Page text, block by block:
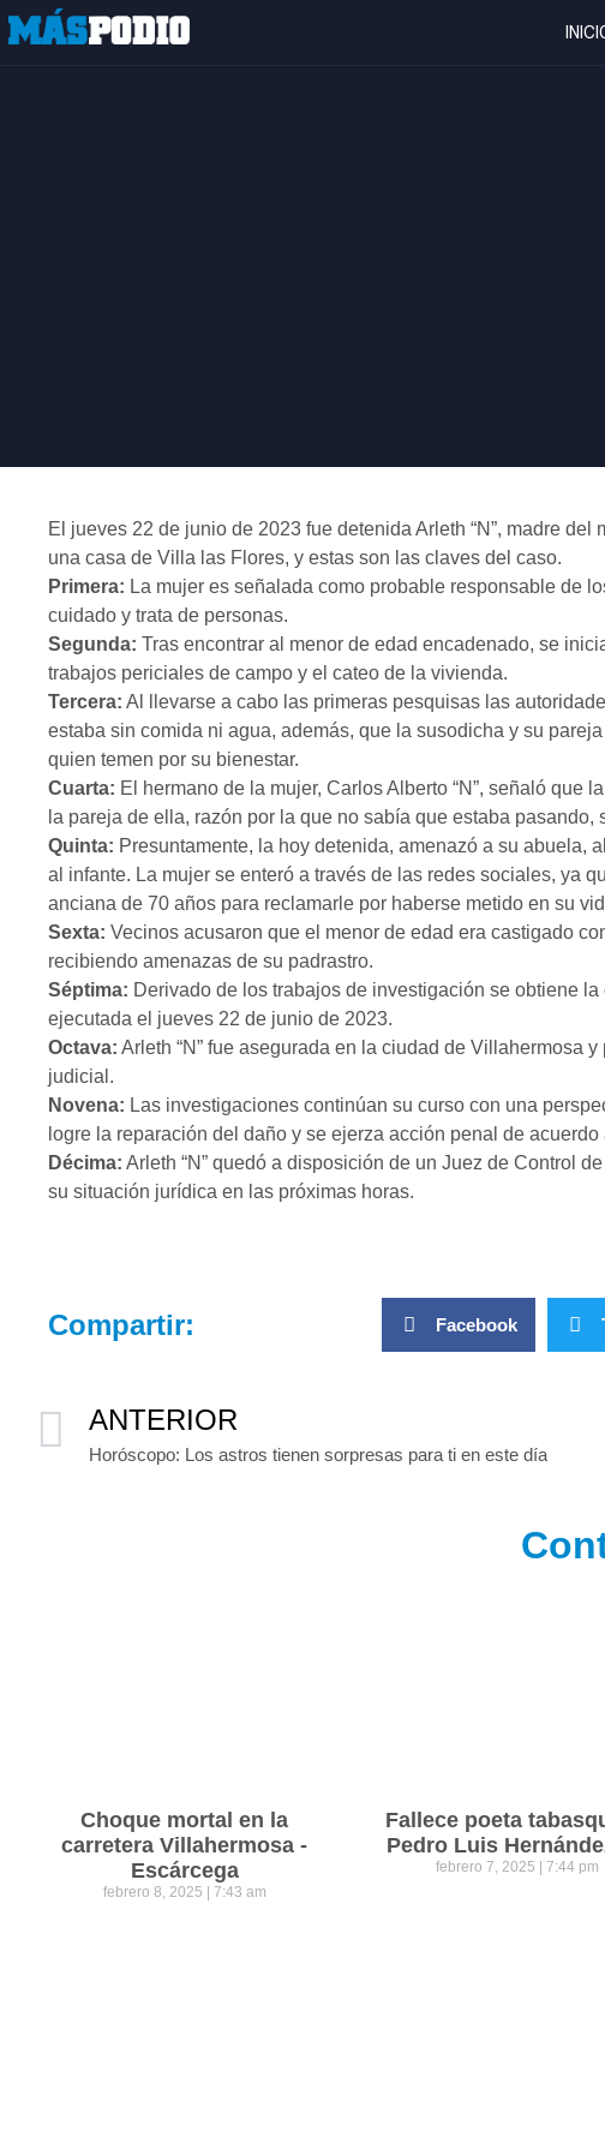
El jueves 22 de junio de 2023 fue detenida Arleth “N”, madre
una casa de Villa las Flores, y estas son las claves del caso.
Primera: La mujer es señalada como probable responsable de
cuidado y trata de personas.
Segunda: Tras encontrar al menor de edad encadenado, se
trabajos periciales de campo y el cateo de la vivienda.
Tercera: Al llevarse a cabo las primeras pesquisas las
estaba sin comida ni agua, además, que la susodicha y su
quien temen por su bienestar.
Cuarta: El hermano de la mujer, Carlos Alberto “N”, señaló que
la pareja de ella, razón por la que no sabía que estaba pasando,
Quinta: Presuntamente, la hoy detenida, amenazó a su abuela,
al infante. La mujer se enteró a través de las redes sociales, ya
anciana de 70 años para reclamarle por haberse metido en su
Sexta: Vecinos acusaron que el menor de edad era castigado
recibiendo amenazas de su padrastro.
Séptima: Derivado de los trabajos de investigación se obtiene
ejecutada el jueves 22 de junio de 2023.
Octava: Arleth “N” fue asegurada en la ciudad de Villahermosa
judicial.
Novena: Las investigaciones continúan su curso con una
logre la reparación del daño y se ejerza acción penal de
Décima: Arleth “N” quedó a disposición de un Juez de Control
su situación jurídica en las próximas horas.
Compartir: Facebook
ANTERIOR
Horóscopo: Los astros tienen sorpresas para ti en este día
Choque mortal en la
carretera Villahermosa -
Escárcega
febrero 8, 2025 7:43 am
Fallece poeta
Pedro Luis
febrero 7, 2025 7:44 pm